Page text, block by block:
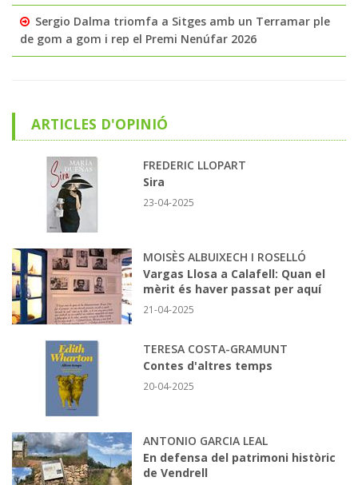
Sergio Dalma triomfa a Sitges amb un Terramar ple
de gom a gom i rep el Premi Nenúfar 2026
ARTICLES D'OPINIÓ
FREDERIC LLOPART
Sira
23-04-2025
MOISÈS ALBUIXECH I ROSELLÓ
Vargas Llosa a Calafell: Quan el
mèrit és haver passat per aquí
21-04-2025
TERESA COSTA-GRAMUNT
Contes d'altres temps
20-04-2025
ANTONIO GARCIA LEAL
En defensa del patrimoni històric
de Vendrell